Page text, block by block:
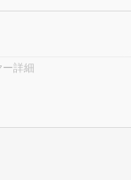
詳細